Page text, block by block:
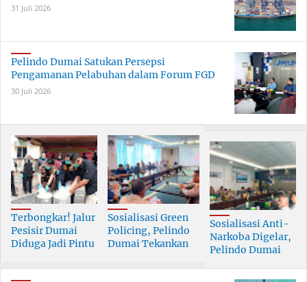
31 Juli 2026
Pelindo Dumai Satukan Persepsi
Pengamanan Pelabuhan dalam Forum FGD
30 Juli 2026
Terbongkar! Jalur
Pesisir Dumai
Diduga Jadi Pintu
Skala Besar
Sosialisasi Green
Policing, Pelindo
Dumai Tekankan
Bersama
Sosialisasi Anti-
Narkoba Digelar,
Pelindo Dumai